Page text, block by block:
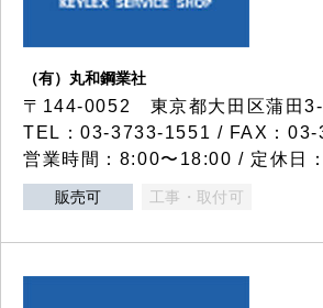
（有）丸和鋼業社
〒144-0052 東京都大田区蒲田
TEL：03-3733-1551 / FAX：03-
営業時間：8:00〜18:00 / 定休日
販売可 工事・取付可